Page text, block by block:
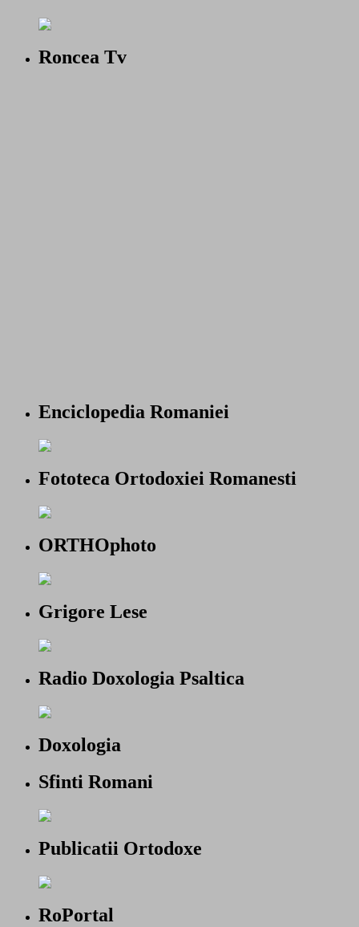
Roncea Tv
Enciclopedia Romaniei
Fototeca Ortodoxiei Romanesti
ORTHOphoto
Grigore Lese
Radio Doxologia Psaltica
Doxologia
Sfinti Romani
Publicatii Ortodoxe
RoPortal